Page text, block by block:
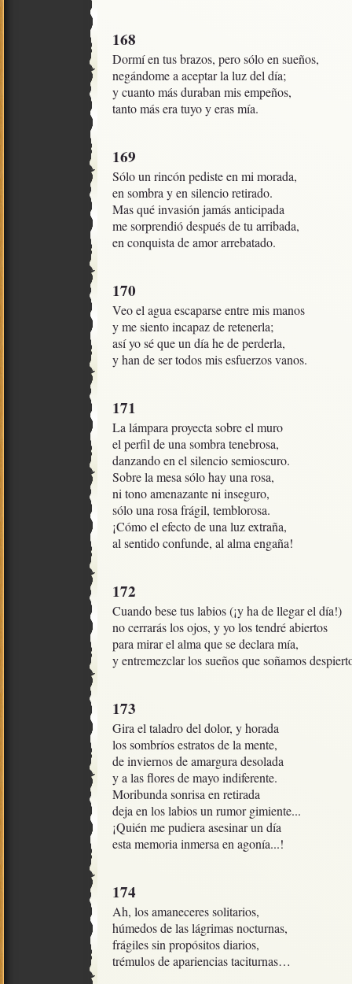
168
Dormí en tus brazos, pero sólo en sueños,
negándome a aceptar la luz del día;
y cuanto más duraban mis empeños,
tanto más era tuyo y eras mía.
169
Sólo un rincón pediste en mi morada,
en sombra y en silencio retirado.
Mas qué invasión jamás anticipada
me sorprendió después de tu arribada,
en conquista de amor arrebatado.
170
Veo el agua escaparse entre mis manos
y me siento incapaz de retenerla;
así yo sé que un día he de perderla,
y han de ser todos mis esfuerzos vanos.
171
La lámpara proyecta sobre el muro
el perfil de una sombra tenebrosa,
danzando en el silencio semioscuro.
Sobre la mesa sólo hay una rosa,
ni tono amenazante ni inseguro,
sólo una rosa frágil, temblorosa.
¡Cómo el efecto de una luz extraña,
al sentido confunde, al alma engaña!
172
Cuando bese tus labios (¡y ha de llegar el día!)
no cerrarás los ojos, y yo los tendré abiertos
para mirar el alma que se declara mía,
y entremezclar los sueños que soñamos
173
Gira el taladro del dolor, y horada
los sombríos estratos de la mente,
de inviernos de amargura desolada
y a las flores de mayo indiferente.
Moribunda sonrisa en retirada
deja en los labios un rumor gimiente...
¡Quién me pudiera asesinar un día
esta memoria inmersa en agonía...!
174
Ah, los amaneceres solitarios,
húmedos de las lágrimas nocturnas,
frágiles sin propósitos diarios,
trémulos de apariencias taciturnas…